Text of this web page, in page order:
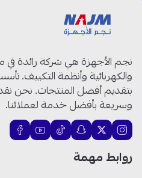
نجم الأجهزة هي شركة رائدة في
بتقديم أفضل المنتجات. نحن
وسريعة بأفضل خدمة لعملائنا.
روابط مهمة